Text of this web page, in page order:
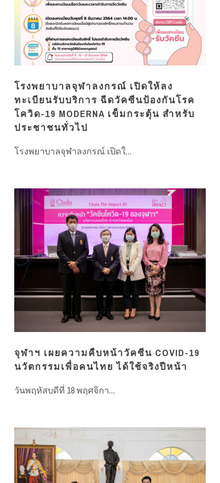
โรงพยาบาลจุฬาลงกรณ์ เปิดให้ลง
ทะเบียนรับบริการ ฉีดวัคซีนป้องกันโรค
โควิด-19 MODERNA เข็มกระตุ้น สำหรับ
ประชาชนทั่วไป
โรงพยาบาลจุฬาลงกรณ์ เปิดใ...
จุฬาฯ เผยความคืบหน้าวัคซีน COVID-19
นวัตกรรมเพื่อคนไทย ได้ใช้จริงปีหน้า
วันพฤหัสบดีที่ 18 พฤศจิกา...